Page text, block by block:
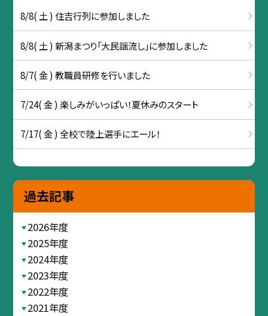
8/8( 土 ) 住吉行列に参加しました
8/8( 土 ) 新潟まつり「大民謡流し」に参加しました
8/7( 金 ) 教職員研修を行いました
7/24( 金 ) 楽しみがいっぱい！夏休みのスタート
7/17( 金 ) 全校で陸上選手にエール！
過去記事
2026年度
2025年度
2024年度
2023年度
2022年度
2021年度